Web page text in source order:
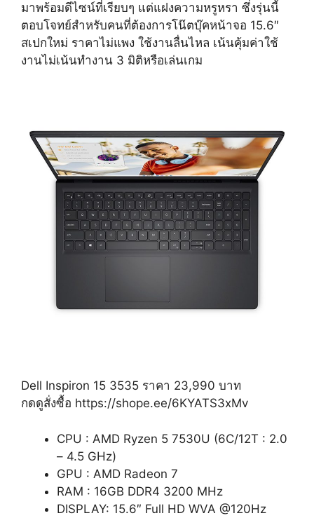
มาพร้อมดีไซน์ที่เรียบๆ แต่แฝงความหรูหรา ซึ่งรุ่นนี้
ตอบโจทย์สำหรับคนที่ต้องการโน๊ตบุ๊คหน้าจอ 15.6″
สเปกใหม่ ราคาไม่แพง ใช้งานลื่นไหล เน้นคุ้มค่าใช้
งานไม่เน้นทำงาน 3 มิติหรือเล่นเกม
Dell Inspiron 15 3535 ราคา 23,990 บาท
กดดูสั่งซื้อ https://shope.ee/6KYATS3xMv
CPU : AMD Ryzen 5 7530U (6C/12T : 2.0
– 4.5 GHz)
GPU : AMD Radeon 7
RAM : 16GB DDR4 3200 MHz
DISPLAY: 15.6″ Full HD WVA @120Hz